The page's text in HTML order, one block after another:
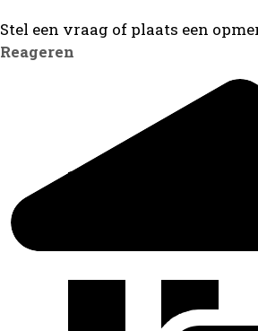
Stel een vraag of plaats een
Reageren